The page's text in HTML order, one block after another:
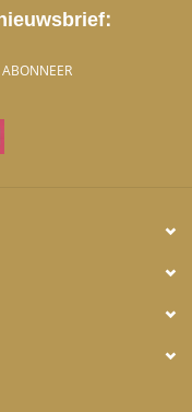
ABONNEER